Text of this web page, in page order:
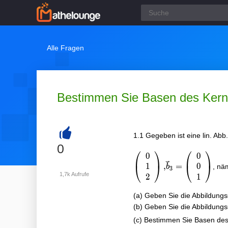
Alle Fragen
Bestimmen Sie Basen des
+
0
1,7k Aufrufe
1.1 Gegeben ist eine lin. Abb.
⎝
⎛ 0
1
2 ⎠
⎞ ,b3 = ⎝
⎛ 0
0
1 ⎠
⎞ ,
(a) Geben Sie die
(b) Geben Sie die
(c) Bestimmen Sie Basen